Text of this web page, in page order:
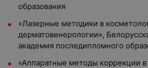
образования
«Лазерные методики в
дерматовенерологии»,
академия последипломного
«Аппаратные методы коррекции